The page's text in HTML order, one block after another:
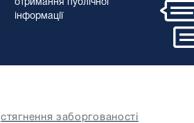
отримання публічної
інформації
стягнення заборгованості